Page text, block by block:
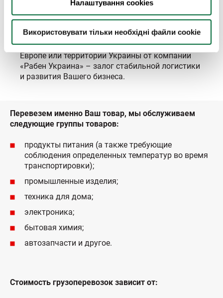
Налаштування cookies
Використовувати тільки необхідні файли cookie
перевозки максимально комфортным как для
отправителя, так и получателя на каждом этапе
Эффективные автомобильные перевозки по
Европе или территории Украины от компании
«Рабен Украина» – залог стабильной логистики
и развития Вашего бизнеса.
Перевезем именно Ваш товар, мы обслуживаем
следующие группы товаров:
продукты питания (а также требующие
соблюдения определенных температур во время
транспортировки);
промышленные изделия;
техника для дома;
электроника;
бытовая химия;
автозапчасти и другое.
Стоимость грузоперевозок зависит от: